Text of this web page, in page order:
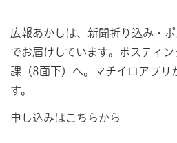
広報あかしは、新聞折り込み・
でお届けしています。ポスティ
課（8面下）へ。マチイロアプリ
す。
申し込みはこちらから